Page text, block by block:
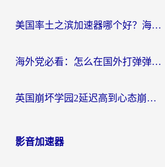
美国率土之滨加速器哪个好？海外党国服游戏畅玩终极指南（附多游戏解决方案）
海外党必看：怎么在国外打弹弹堂不卡？番茄加速器亲测指南
英国崩坏学园2延迟高到心态崩？海外党国服游戏加速终极指南
影音加速器